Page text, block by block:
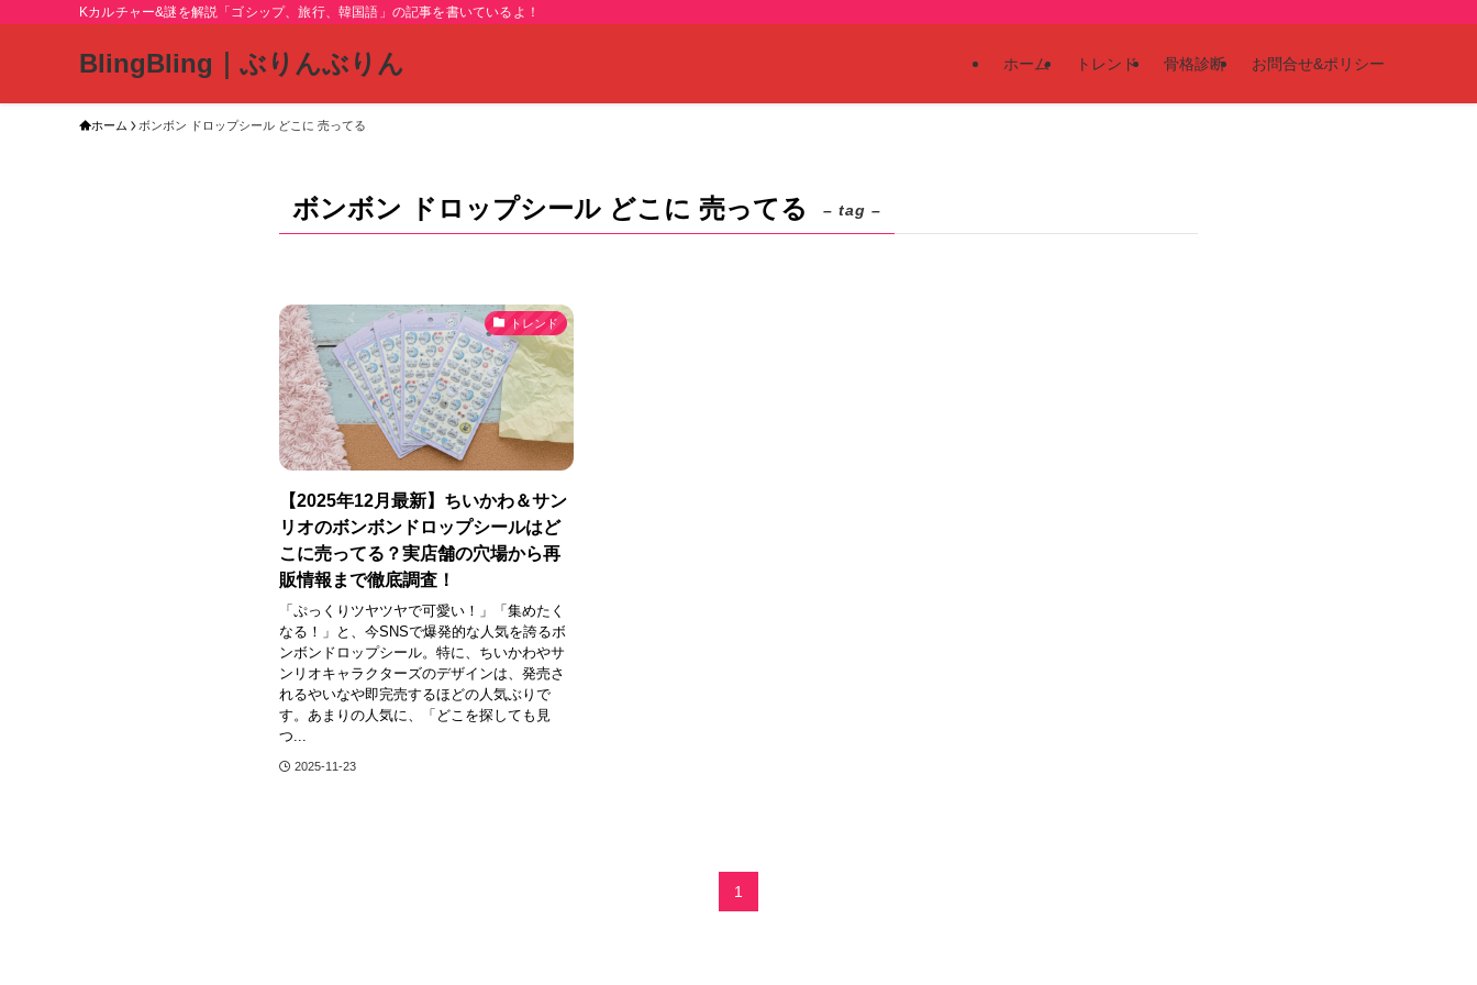
Kカルチャー&謎を解説「ゴシップ、旅行、韓国語」の記事を書いているよ！
BlingBling｜ぶりんぶりん ホーム トレンド 骨格診断 お問合せ&ポリシー
ホーム ボンボン ドロップシール どこに 売ってる
ボンボン ドロップシール どこに 売ってる – tag –
トレンド
【2025年12月最新】ちいかわ＆サン
リオのボンボンドロップシールはど
こに売ってる？実店舗の穴場から再
販情報まで徹底調査！
「ぷっくりツヤツヤで可愛い！」「集めたく
なる！」と、今SNSで爆発的な人気を誇るボ
ンボンドロップシール。特に、ちいかわやサ
ンリオキャラクターズのデザインは、発売さ
れるやいなや即完売するほどの人気ぶりで
す。あまりの人気に、「どこを探しても見
つ...
2025-11-23
1